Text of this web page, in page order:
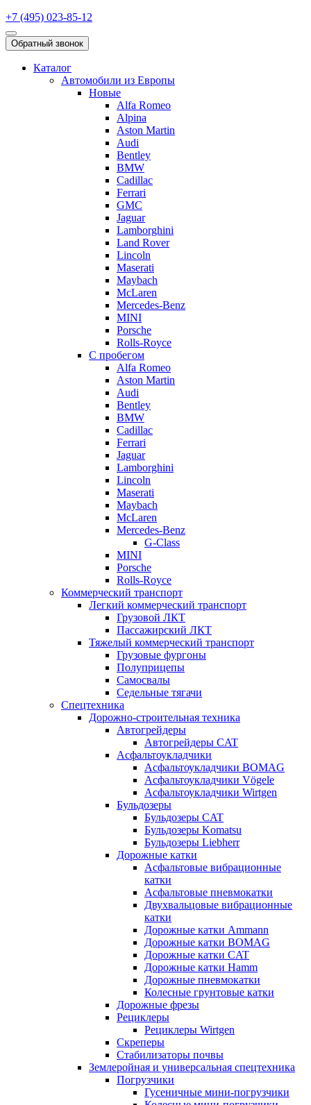
+7 (495) 023-85-12
Обратный звонок
Каталог
Автомобили из Европы
Новые
Alfa Romeo
Alpina
Aston Martin
Audi
Bentley
BMW
Cadillac
Ferrari
GMC
Jaguar
Lamborghini
Land Rover
Lincoln
Maserati
Maybach
McLaren
Mercedes-Benz
MINI
Porsche
Rolls-Royce
С пробегом
Alfa Romeo
Aston Martin
Audi
Bentley
BMW
Cadillac
Ferrari
Jaguar
Lamborghini
Lincoln
Maserati
Maybach
McLaren
Mercedes-Benz
G-Class
MINI
Porsche
Rolls-Royce
Коммерческий транспорт
Легкий коммерческий транспорт
Грузовой ЛКТ
Пассажирский ЛКТ
Тяжелый коммерческий транспорт
Грузовые фургоны
Полуприцепы
Самосвалы
Седельные тягачи
Спецтехника
Дорожно-строительная техника
Автогрейдеры
Автогрейдеры CAT
Асфальтоукладчики
Асфальтоукладчики BOMAG
Асфальтоукладчики Vögele
Асфальтоукладчики Wirtgen
Бульдозеры
Бульдозеры CAT
Бульдозеры Komatsu
Бульдозеры Liebherr
Дорожные катки
Асфальтовые вибрационные
катки
Асфальтовые пневмокатки
Двухвальцовые вибрационные
катки
Дорожные катки Ammann
Дорожные катки BOMAG
Дорожные катки CAT
Дорожные катки Hamm
Дорожные пневмокатки
Колесные грунтовые катки
Дорожные фрезы
Рециклеры
Рециклеры Wirtgen
Скреперы
Стабилизаторы почвы
Землеройная и универсальная спецтехника
Погрузчики
Гусеничные мини-погрузчики